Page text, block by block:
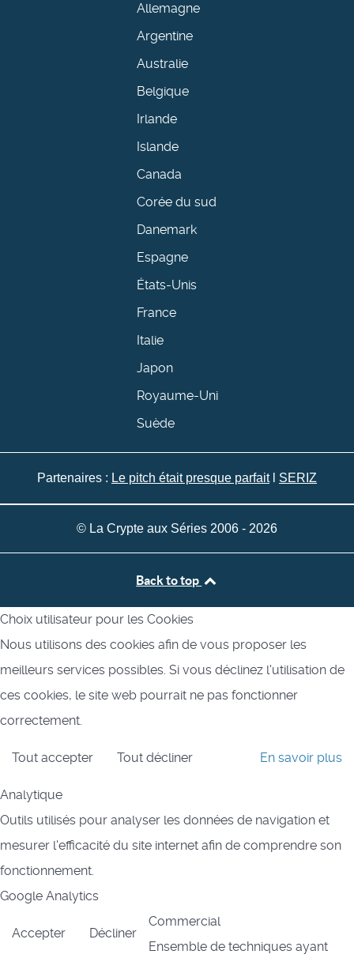
Allemagne
Argentine
Australie
Belgique
Irlande
Islande
Canada
Corée du sud
Danemark
Espagne
États-Unis
France
Italie
Japon
Royaume-Uni
Suède
Partenaires : Le pitch était presque parfaitl SERIZ
© La Crypte aux Séries 2006 - 2026
Back to top
Choix utilisateur pour les Cookies
Nous utilisons des cookies afin de vous proposer les
meilleurs services possibles. Si vous déclinez l'utilisation de
ces cookies, le site web pourrait ne pas fonctionner
correctement.
Tout accepter Tout décliner En savoir plus
Analytique
Outils utilisés pour analyser les données de navigation et
mesurer l'efficacité du site internet afin de comprendre son
fonctionnement.
Google Analytics
Accepter Décliner
Commercial
Ensemble de techniques ayant